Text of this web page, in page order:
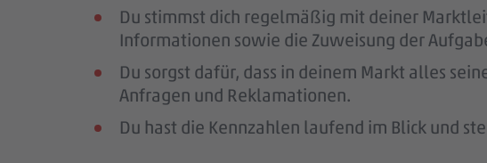
Du stimmst dich regelmäßig mit deiner
Informationen sowie die Zuweisung der
Du sorgst dafür, dass in deinem Markt alles
Anfragen und Reklamationen.
Du hast die Kennzahlen laufend im Blick und